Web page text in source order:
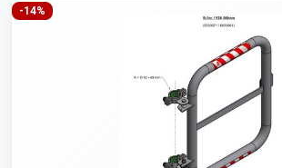
-14%